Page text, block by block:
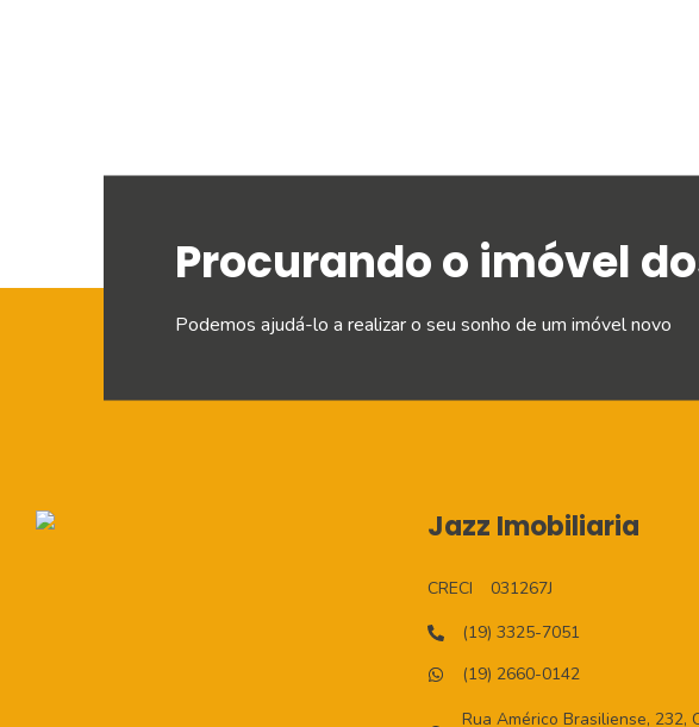
Procurando o imóvel
Podemos ajudá-lo a realizar o seu sonho de um imóvel novo
Jazz Imobiliaria
CRECI
031267J
(19) 3325-7051
(19) 2660-0142
Rua Américo Brasiliense, 232,